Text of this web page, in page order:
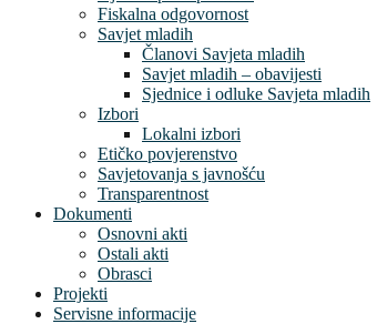
Fiskalna odgovornost
Savjet mladih
Članovi Savjeta mladih
Savjet mladih – obavijesti
Sjednice i odluke Savjeta mladih
Izbori
Lokalni izbori
Etičko povjerenstvo
Savjetovanja s javnošću
Transparentnost
Dokumenti
Osnovni akti
Ostali akti
Obrasci
Projekti
Servisne informacije